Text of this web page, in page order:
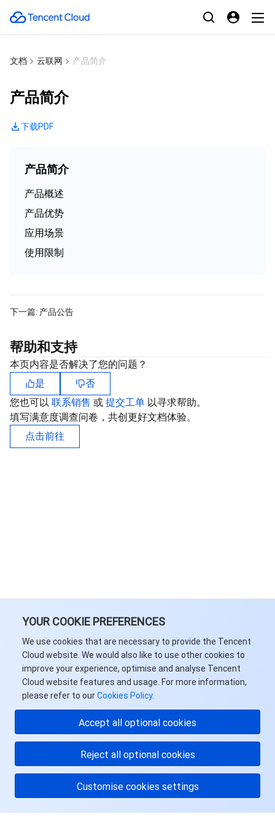
YOUR COOKIE PREFERENCES
We use cookies that are necessary to provide the Tencent
Cloud website. We would also like to use other cookies to
improve your experience, optimise and analyse Tencent
Cloud website features and usage. For more information,
please refer to ourCookies Policy.
Accept all optional cookies
Reject all optional cookies
Customise cookies settings
文档 云联网 产品简介
产品简介
下载PDF
产品简介
产品概述
产品优势
应用场景
使用限制
下一篇: 产品公告
帮助和支持
本页内容是否解决了您的问题？
是
否
您也可以 联系销售 或 提交工单 以寻求帮助。
填写满意度调查问卷，共创更好文档体验。
点击前往